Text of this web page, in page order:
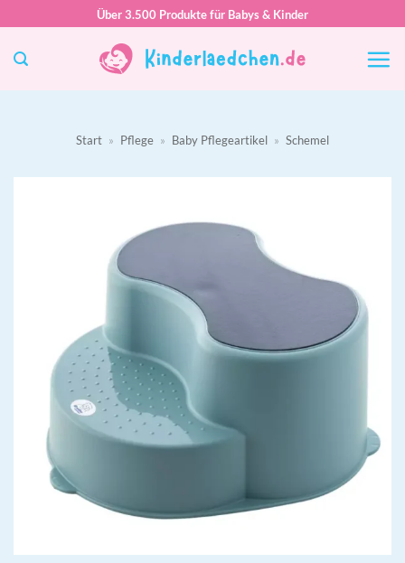
springen
Über 3.500 Produkte für Babys & Kinder
Start » Pflege » Baby Pflegeartikel » Schemel